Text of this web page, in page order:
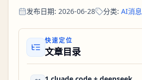
发布日期: 2026-06-28 分类: AI消息
快速定位
文章目录